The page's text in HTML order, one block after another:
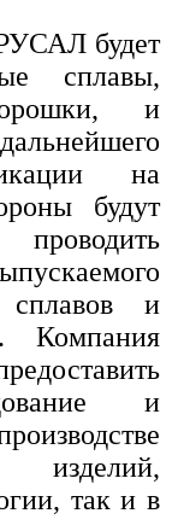
будет
сплавы,
и
на
будут
сплавов и
Компания
и
так и в